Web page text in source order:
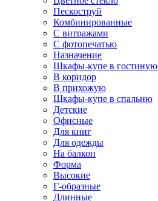
Пескоструй
Комбинированные
С витражами
С фотопечатью
Назначение
Шкафы-купе в гостиную
В коридор
В прихожую
Шкафы-купе в спальню
Детские
Офисные
Для книг
Для одежды
На балкон
Форма
Высокие
Г-образные
Длинные